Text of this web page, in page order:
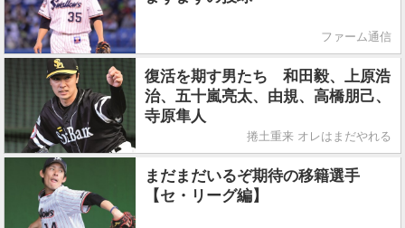
ファーム通信
復活を期す男たち 和田毅、上原浩
治、五十嵐亮太、由規、高橋朋己、
寺原隼人
捲土重来 オレはまだやれる
まだまだいるぞ期待の移籍選手
【セ・リーグ編】